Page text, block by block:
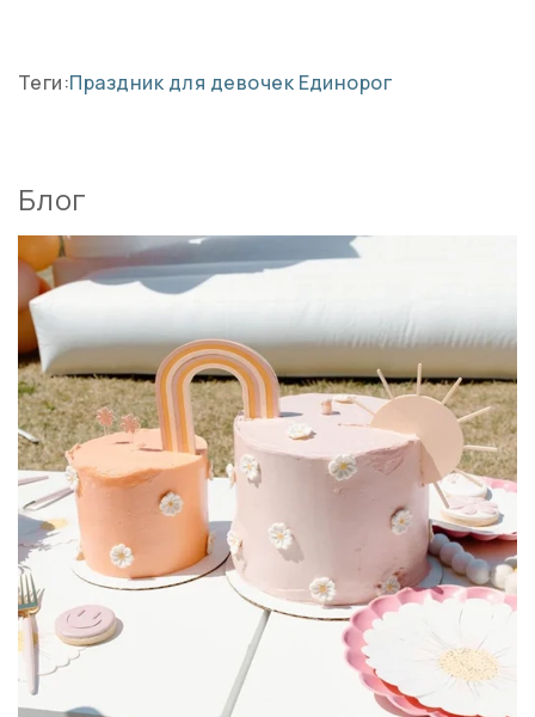
Теги:Праздник для девочек Единорог
Блог